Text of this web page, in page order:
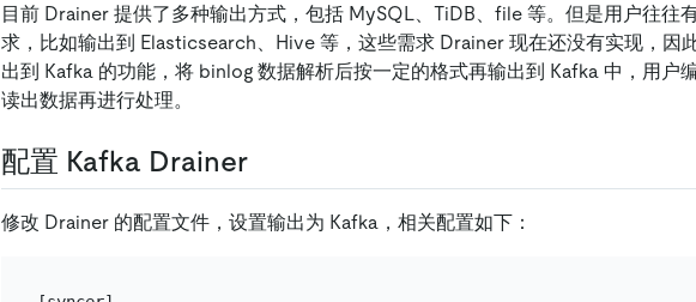
目前 Drainer 提供了多种输出方式，包括 MySQL、TiDB、file 等。但是用户往往
求，比如输出到 Elasticsearch、Hive 等，这些需求 Drainer 现在还没有实现，因
出到 Kafka 的功能，将 binlog 数据解析后按一定的格式再输出到 Kafka 中，用户
读出数据再进行处理。
配置 Kafka Drainer
修改 Drainer 的配置文件，设置输出为 Kafka，相关配置如下：